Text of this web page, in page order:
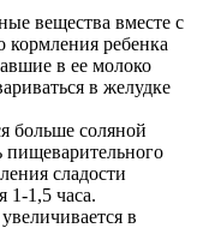
вещества вместе с
ребенка
в ее молоко
в желудке
больше соляной
пищеварительного
сладости
1-1,5 часа.
в